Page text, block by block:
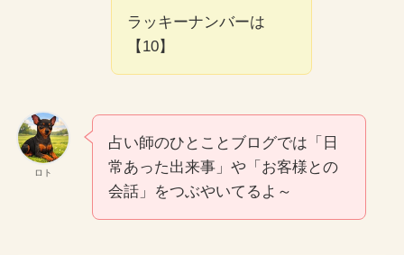
ラッキーナンバーは
【10】
ロト
占い師のひとことブログでは「日
常あった出来事」や「お客様との
会話」をつぶやいてるよ～